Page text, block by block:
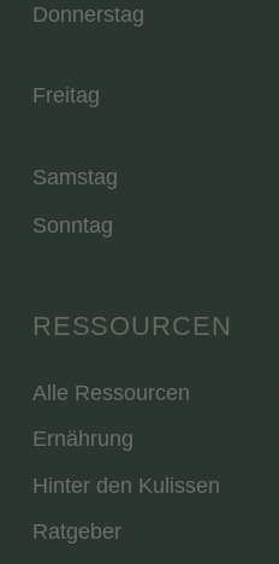
RESSOURCEN
Alle Ressourcen
Ernährung
Hinter den Kulissen
Ratgeber
Donnerstag
Freitag
Samstag
Sonntag